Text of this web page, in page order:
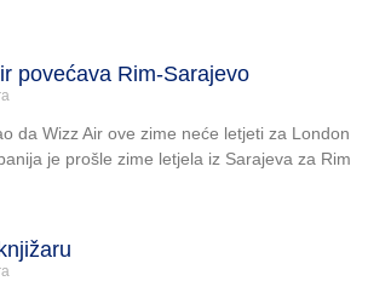
povećava Rim-Sarajevo
da Wizz Air ove zime neće letjeti za London
je prošle zime letjela iz Sarajeva za Rim